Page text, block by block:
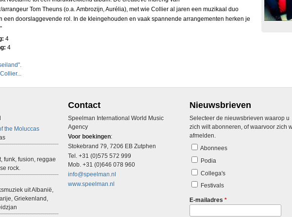
Tom Theuns (o.a. Ambrozijn, Aurélia), met wie Collier al jaren een muzikaal duo
een doorslaggevende rol. In de kleingehouden en vaak spannende arrangementen herken je
4
4
the Moluccas
funk, fusion, reggae
rock.
uit Albanië,
Griekenland,
Contact
Speelman International World Music
Agency
Voor boekingen:
Stokebrand 79, 7206 EB Zutphen
Tel. +31 (0)575 572 999
Mob. +31 (0)646 078 960
info@speelman.nl
www.speelman.nl
Nieuwsbrieven
Selecteer de nieuwsbrieven waarop u
zich wilt abonneren, of waarvoor zich
afmelden.
Abonnees
Podia
Collega's
Festivals
E-mailadres *